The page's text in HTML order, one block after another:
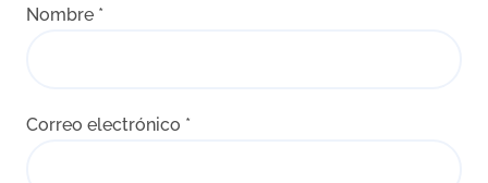
Nombre *
Correo electrónico *